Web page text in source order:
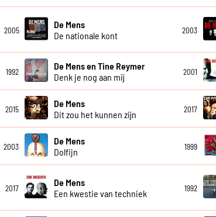
2005
De Mens
De nationale kont
2003
1992
De Mens en Tine Reymer
Denk je nog aan mij
2001
2015
De Mens
Dit zou het kunnen zijn
2017
2003
De Mens
Dolfijn
1999
2017
De Mens
Een kwestie van techniek
1992